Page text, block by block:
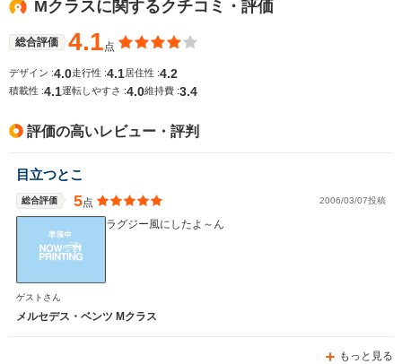
WLTCモード
燃費
Mクラスに関するクチコミ・評価
総合評価 4.1点
デザイン :4.0走行性 :4.1居住性 :4.2
積載性 :4.1運転しやすさ :4.0維持費 :3.4
評価の高いレビュー・評判
目立つとこ
総合評価 5点 2006/03/07投稿
ラグジー風にしたよ～ん
ゲストさん
メルセデス・ベンツ Mクラス
もっと見る